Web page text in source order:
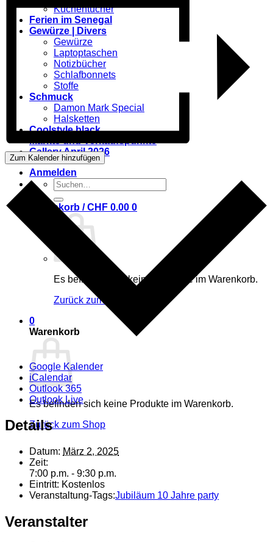
Küchentücher
Ferien im Senegal
Gewürze | Divers
Gewürze
Laptoptaschen
Notizbücher
Schlafbonnets
Stoffe
Schmuck
Damon Mark Special
Halsketten
Coolstyle black
Märkte und Verkaufspunkte
Gallery April 2026
Anmelden
Suchen
nach:
Warenkorb /CHF 0.00 0
Es befinden sich keine Produkte im Warenkorb.
Zurück zum Shop
0
Warenkorb
Es befinden sich keine Produkte im Warenkorb.
Zurück zum Shop
Zum Kalender hinzufügen
Google Kalender
iCalendar
Outlook 365
Outlook Live
Details
Datum: März 2, 2025
Zeit:
7:00 p.m. - 9:30 p.m.
Eintritt: Kostenlos
Veranstaltung-Tags:Jubiläum 10 Jahre party
Veranstalter